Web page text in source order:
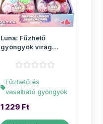
Luna: Fűzhető
gyöngyök virág
többf�...
Fűzhető és
vasalható gyöngyök
1 229 Ft